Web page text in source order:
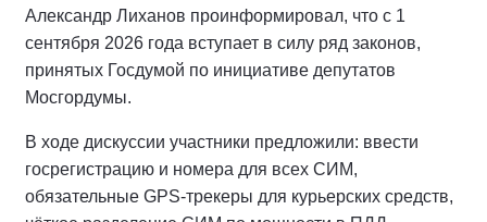
Александр Лиханов проинформировал, что с 1
сентября 2026 года вступает в силу ряд законов,
принятых Госдумой по инициативе депутатов
Мосгордумы.
В ходе дискуссии участники предложили: ввести
госрегистрацию и номера для всех СИМ,
обязательные GPS-трекеры для курьерских средств,